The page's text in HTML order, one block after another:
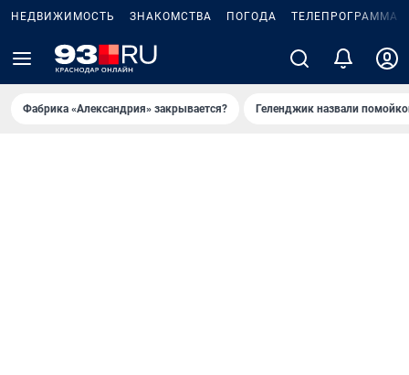
НЕДВИЖИМОСТЬ ЗНАКОМСТВА ПОГОДА ТЕЛЕПРОГРАММА
Фабрика «Александрия» закрывается? Геленджик назвали